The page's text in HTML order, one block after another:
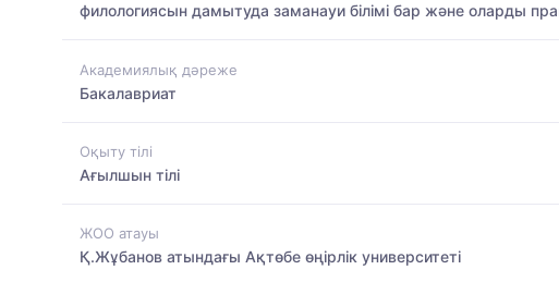
филологиясын дамытуда заманауи білімі бар және оларды
Академиялық дәреже
Бакалавриат
Оқыту тілі
Ағылшын тілі
ЖОО атауы
Қ.Жұбанов атындағы Ақтөбе өңірлік университеті